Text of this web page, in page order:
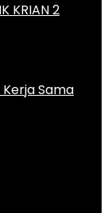
KRIAN 2
Kerja Sama